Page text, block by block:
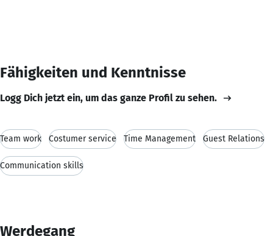
Fähigkeiten und Kenntnisse
Logg Dich jetzt ein, um das ganze Profil zu sehen.
Team work Costumer service Time Management Guest Relations
Communication skills
Werdegang